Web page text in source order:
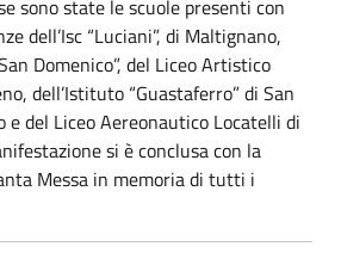
sono state le scuole presenti con
dell’Isc “Luciani”, di Maltignano,
Domenico”, del Liceo Artistico
dell’Istituto “Guastaferro” di San
e del Liceo Aereonautico Locatelli di
si è conclusa con la
Messa in memoria di tutti i